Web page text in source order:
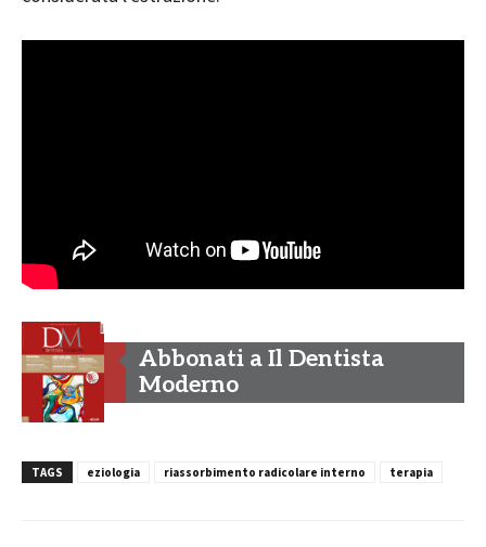
Abbonati a Il Dentista
Moderno
TAGS eziologia riassorbimento radicolare interno terapia